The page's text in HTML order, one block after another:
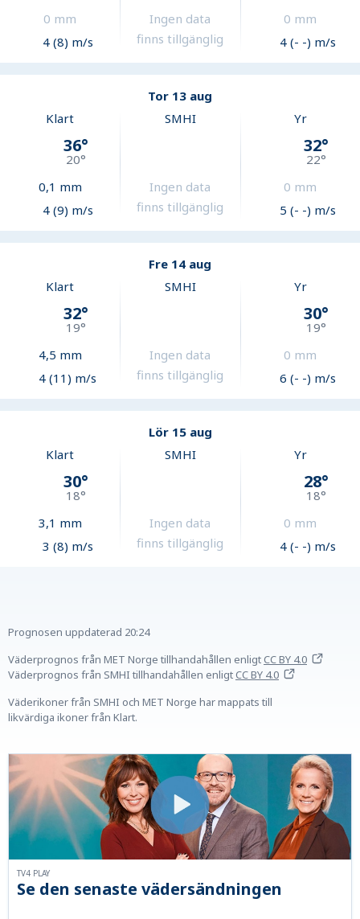
0 mm
4 (8) m/s
Ingen data
finns tillgänglig
0 mm
4 (- -) m/s
Tor 13 aug
Klart
36°
20°
0,1 mm
4 (9) m/s
SMHI
Ingen data
finns tillgänglig
Yr
32°
22°
0 mm
5 (- -) m/s
Fre 14 aug
Klart
32°
19°
4,5 mm
4 (11) m/s
SMHI
Ingen data
finns tillgänglig
Yr
30°
19°
0 mm
6 (- -) m/s
Lör 15 aug
Klart
30°
18°
3,1 mm
3 (8) m/s
SMHI
Ingen data
finns tillgänglig
Yr
28°
18°
0 mm
4 (- -) m/s
Prognosen uppdaterad 20:24
Väderprognos från MET Norge tillhandahållen enligtCC BY 4.0
Väderprognos från SMHI tillhandahållen enligtCC BY 4.0
Väderikoner från SMHI och MET Norge har mappats till
likvärdiga ikoner från Klart.
Se den senaste vädersändningen
TV4 PLAY